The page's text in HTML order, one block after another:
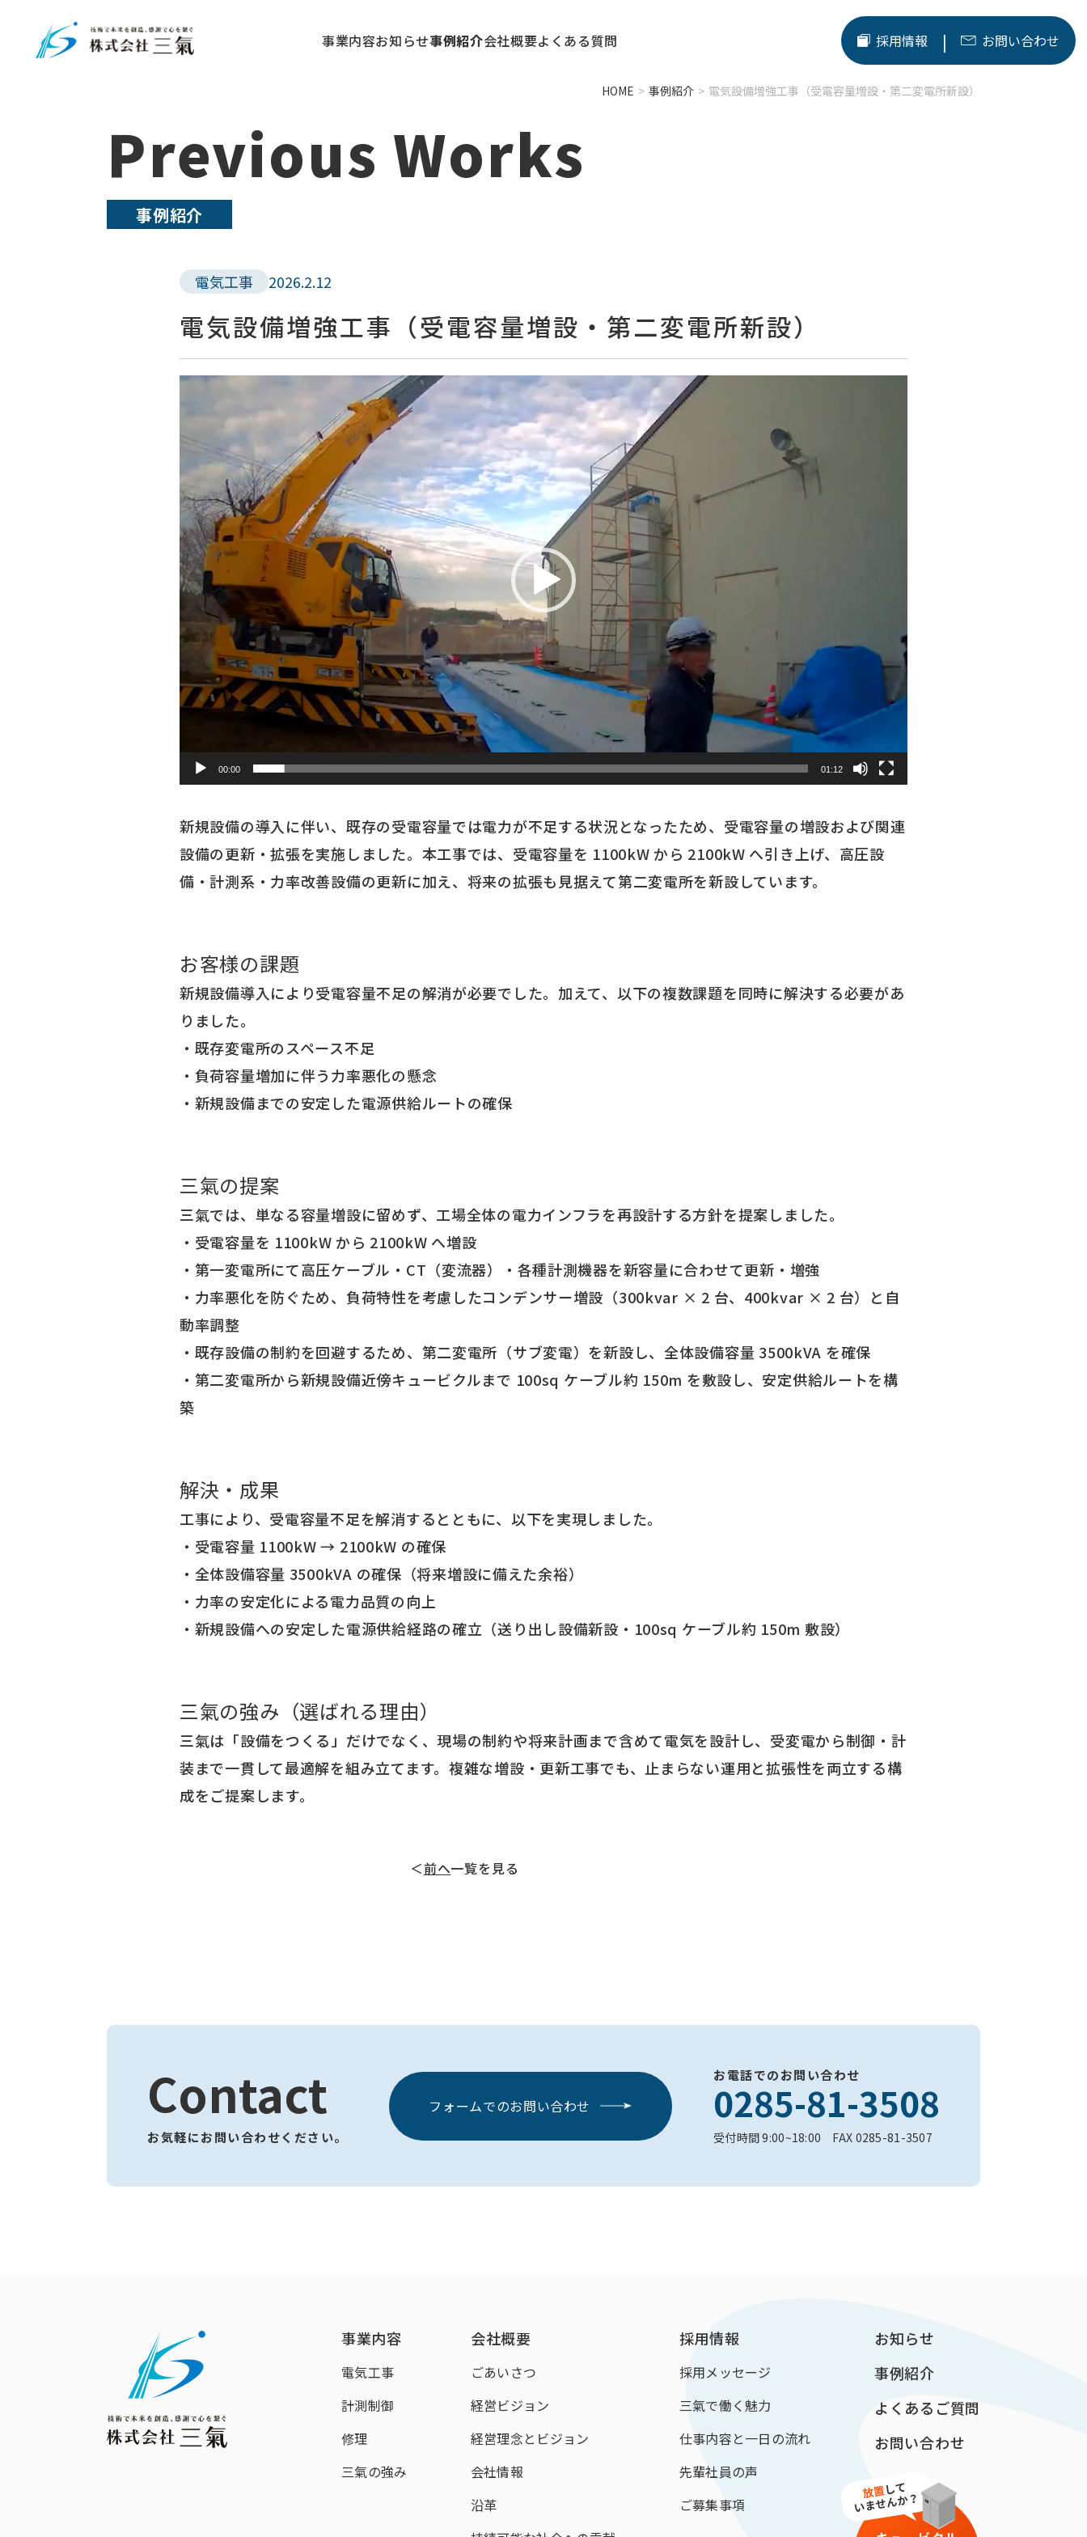
事業内容お知らせ事例紹介会社概要よくある質問 採用情報 | お問い合わせ
HOME > 事例紹介 > 電気設備増強工事（受電容量増設・第二変電所新設）
Previous Works
事例紹介
電気工事 2026.2.12
電気設備増強工事（受電容量増設・第二変電所新設）
動
00:00 01:12
新規設備の導入に伴い、既存の受電容量では電力が不足する状況となったため、受電容量の増設および関連
設備の更新・拡張を実施しました。本工事では、受電容量を 1100kW から 2100kW へ引き上げ、高圧設
備・計測系・力率改善設備の更新に加え、将来の拡張も見据えて第二変電所を新設しています。
お客様の課題
新規設備導入により受電容量不足の解消が必要でした。加えて、以下の複数課題を同時に解決する必要があ
りました。
・既存変電所のスペース不足
・負荷容量増加に伴う力率悪化の懸念
・新規設備までの安定した電源供給ルートの確保
三氣の提案
三氣では、単なる容量増設に留めず、工場全体の電力インフラを再設計する方針を提案しました。
・受電容量を 1100kW から 2100kW へ増設
・第一変電所にて高圧ケーブル・CT（変流器）・各種計測機器を新容量に合わせて更新・増強
・力率悪化を防ぐため、負荷特性を考慮したコンデンサー増設（300kvar × 2 台、400kvar × 2 台）と自
動率調整
・既存設備の制約を回避するため、第二変電所（サブ変電）を新設し、全体設備容量 3500kVA を確保
・第二変電所から新規設備近傍キュービクルまで 100sq ケーブル約 150m を敷設し、安定供給ルートを構
築
解決・成果
工事により、受電容量不足を解消するとともに、以下を実現しました。
・受電容量 1100kW → 2100kW の確保
・全体設備容量 3500kVA の確保（将来増設に備えた余裕）
・力率の安定化による電力品質の向上
・新規設備への安定した電源供給経路の確立（送り出し設備新設・100sq ケーブル約 150m 敷設）
三氣の強み（選ばれる理由）
三氣は「設備をつくる」だけでなく、現場の制約や将来計画まで含めて電気を設計し、受変電から制御・計
装まで一貫して最適解を組み立てます。複雑な増設・更新工事でも、止まらない運用と拡張性を両立する構
成をご提案します。
＜前へ一覧を見る
Contact
お気軽にお問い合わせください。
フォームでのお問い合わせ
お電話でのお問い合わせ
0285-81-3508
受付時間 9:00~18:00 FAX 0285-81-3507
事業内容
電気工事
計測制御
修理
三氣の強み
会社概要
ごあいさつ
経営ビジョン
経営理念とビジョン
会社情報
沿革
採用情報
採用メッセージ
三氣で働く魅力
仕事内容と一日の流れ
先輩社員の声
ご募集事項
お知らせ
事例紹介
よくあるご質問
お問い合わせ